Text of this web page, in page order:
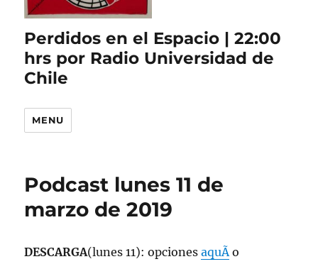
Perdidos en el Espacio | 22:00
hrs por Radio Universidad de
Chile
MENU
Podcast lunes 11 de
marzo de 2019
DESCARGA(lunes 11): opcionesaquÃ­o